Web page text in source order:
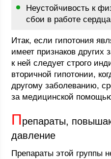
Неустойчивость к
сбои в работе
Итак, если гипотония
имеет признаков других
к ней следует строго
вторичной гипотонии,
другому заболеванию,
за медицинской
Препараты,
давление
Препараты этой группы